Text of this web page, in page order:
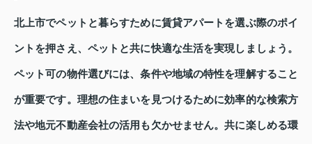
北上市でペットと暮らすために賃貸アパートを選ぶ際のポイ
ントを押さえ、ペットと共に快適な生活を実現しましょう。
ペット可の物件選びには、条件や地域の特性を理解すること
が重要です。理想の住まいを見つけるために効率的な検索方
法や地元不動産会社の活用も欠かせません。共に楽しめる環